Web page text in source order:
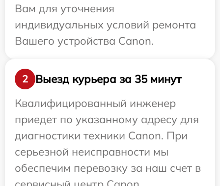
Вам для уточнения
индивидуальных условий ремонта
Вашего устройства Canon.
2
Выезд курьера за 35 минут
Квалифицированный инженер
приедет по указанному адресу для
диагностики техники Canon. При
серьезной неисправности мы
обеспечим перевозку за наш счет в